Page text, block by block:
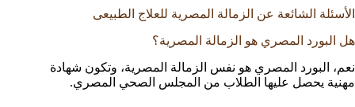
الأسئلة الشائعة عن الزمالة المصرية للعلاج الطبيعى
هل البورد المصري هو الزمالة المصرية؟
نعم، البورد المصري هو نفس الزمالة المصرية، وتكون شهادة
مهنية يحصل عليها الطلاب من المجلس الصحي المصري.